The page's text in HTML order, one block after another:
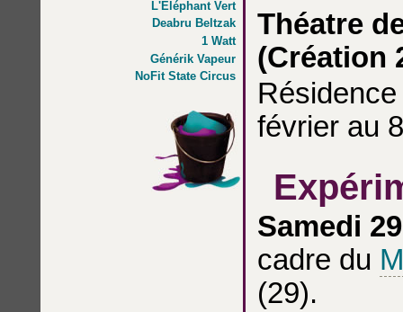
L'Eléphant Vert
Deabru Beltzak
1 Watt
Générik Vapeur
NoFit State Circus
Théatre
(Création
février au
Samedi
cadre du
(29).